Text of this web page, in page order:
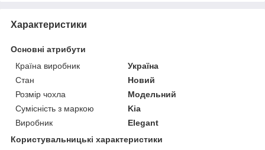
Характеристики
Основні атрибути
Країна виробник
Україна
Стан
Новий
Розмір чохла
Модельний
Сумісність з маркою
Kia
Виробник
Elegant
Користувальницькі характеристики